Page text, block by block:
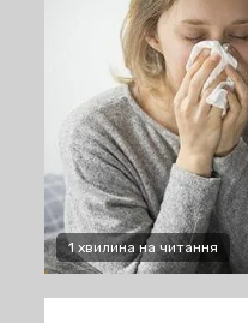
1 хвилина на читання